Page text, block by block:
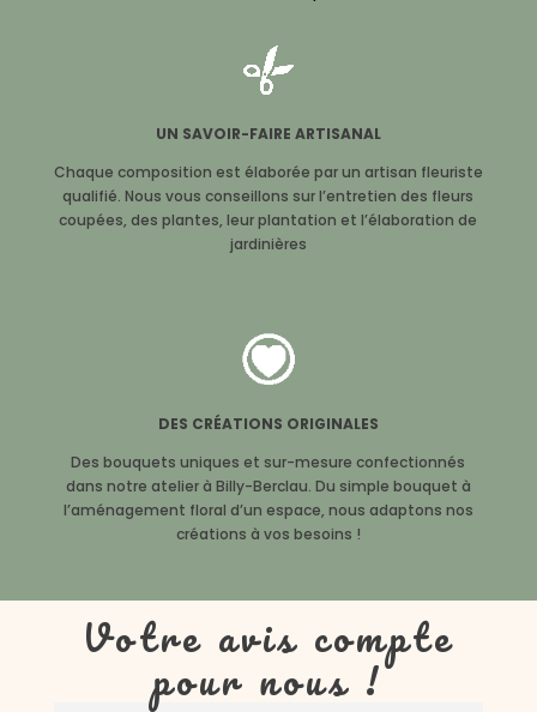
UN SAVOIR-FAIRE ARTISANAL
Chaque composition est élaborée par un artisan fleuriste
qualifié. Nous vous conseillons sur l’entretien des fleurs
coupées, des plantes, leur plantation et l’élaboration de
jardinières
DES CRÉATIONS ORIGINALES
Des bouquets uniques et sur-mesure confectionnés
dans notre atelier à Billy-Berclau. Du simple bouquet à
l’aménagement floral d’un espace, nous adaptons nos
créations à vos besoins !
Votre avis compte
pour nous !